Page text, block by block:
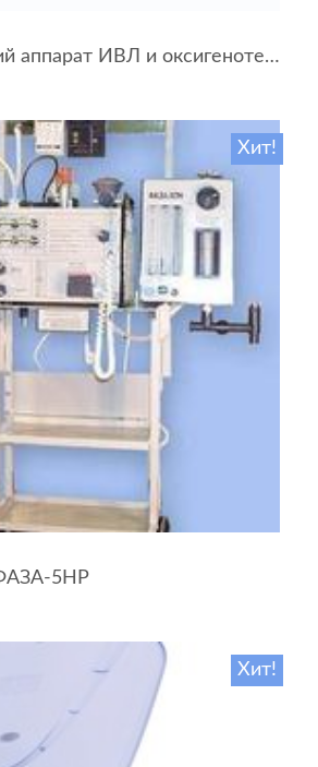
Пневматический аппарат ИВЛ и оксигенотерапии портативный АИВЛп-2/20-«ТМТ»
Хит!
5НР
Хит!